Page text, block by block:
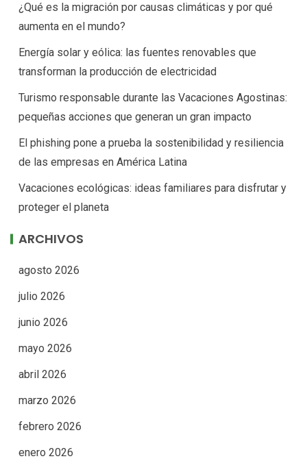
¿Qué es la migración por causas climáticas y por qué
aumenta en el mundo?
Energía solar y eólica: las fuentes renovables que
transforman la producción de electricidad
Turismo responsable durante las Vacaciones Agostinas:
pequeñas acciones que generan un gran impacto
El phishing pone a prueba la sostenibilidad y resiliencia
de las empresas en América Latina
Vacaciones ecológicas: ideas familiares para disfrutar y
proteger el planeta
ARCHIVOS
agosto 2026
julio 2026
junio 2026
mayo 2026
abril 2026
marzo 2026
febrero 2026
enero 2026